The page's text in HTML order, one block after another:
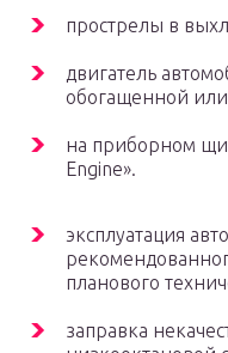
прострелы в
двигатель
обогащенной
на приборном
Engine».
эксплуатация
планового
заправка